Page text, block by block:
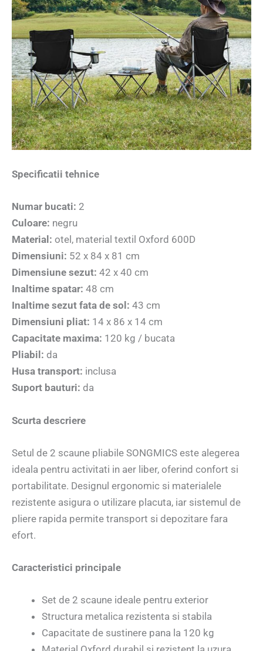
Specificatii tehnice
Numar bucati: 2
Culoare: negru
Material: otel, material textil Oxford 600D
Dimensiuni: 52 x 84 x 81 cm
Dimensiune sezut: 42 x 40 cm
Inaltime spatar: 48 cm
Inaltime sezut fata de sol: 43 cm
Dimensiuni pliat: 14 x 86 x 14 cm
Capacitate maxima: 120 kg / bucata
Pliabil: da
Husa transport: inclusa
Suport bauturi: da
Scurta descriere
Setul de 2 scaune pliabile SONGMICS este alegerea
ideala pentru activitati in aer liber, oferind confort si
portabilitate. Designul ergonomic si materialele
rezistente asigura o utilizare placuta, iar sistemul de
pliere rapida permite transport si depozitare fara
efort.
Caracteristici principale
Set de 2 scaune ideale pentru exterior
Structura metalica rezistenta si stabila
Capacitate de sustinere pana la 120 kg